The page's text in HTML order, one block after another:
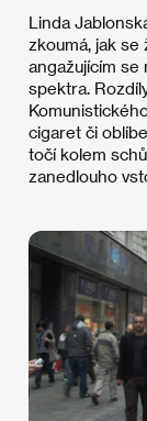
Linda
zkoumá, jak se
angažujícím
spektra.
cigaret či
točí kolem
zanedlouho